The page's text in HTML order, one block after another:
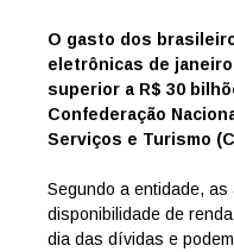
O gasto dos
eletrônicas de janeiro
superior a R$ 30
Confederação
Serviços e Turismo
Segundo a entidade,
disponibilidade de
dia das dívidas e